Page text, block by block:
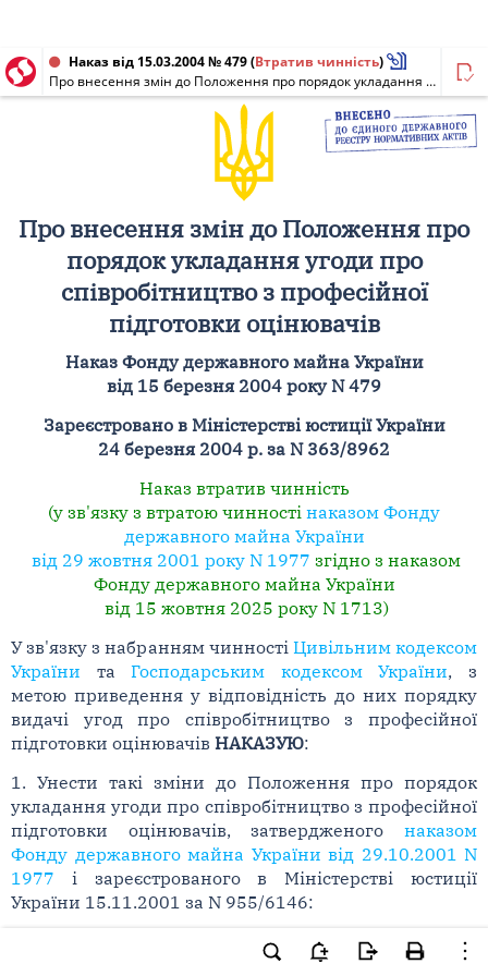
Наказ від 15.03.2004 № 479(Втратив чинність)
Про внесення змін до Положення про порядок укладання угоди про співробітництво з професійної підготовки оцінювачів